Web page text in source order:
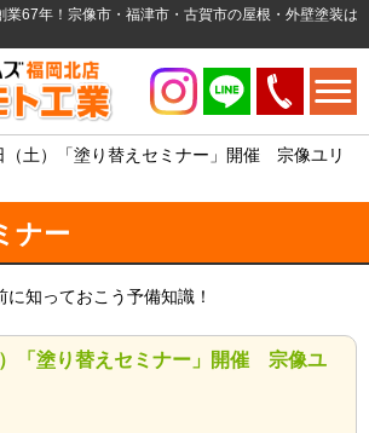
業67年！宗像市・福津市・古賀市の屋根・外壁塗装は
（土）「塗り替えセミナー」開催 宗像ユリ
ナー
知っておこう予備知識！
「塗り替えセミナー」開催 宗像ユ